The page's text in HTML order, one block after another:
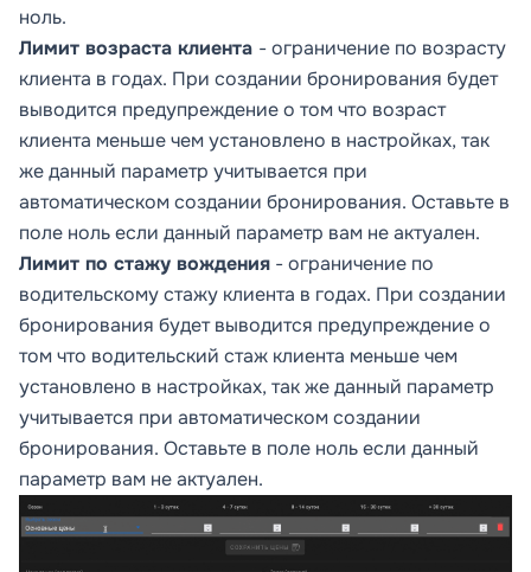
ноль.
Лимит возраста клиента - ограничение по возрасту
клиента в годах. При создании бронирования будет
выводится предупреждение о том что возраст
клиента меньше чем установлено в настройках, так
же данный параметр учитывается при
автоматическом создании бронирования. Оставьте в
поле ноль если данный параметр вам не актуален.
Лимит по стажу вождения - ограничение по
водительскому стажу клиента в годах. При создании
бронирования будет выводится предупреждение о
том что водительский стаж клиента меньше чем
установлено в настройках, так же данный параметр
учитывается при автоматическом создании
бронирования. Оставьте в поле ноль если данный
параметр вам не актуален.